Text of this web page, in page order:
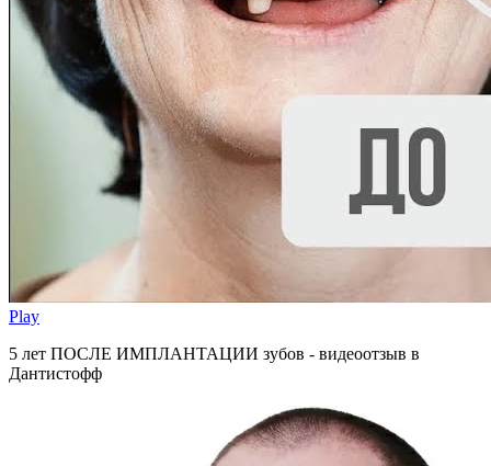
Play
5 лет ПОСЛЕ ИМПЛАНТАЦИИ зубов - видеоотзыв в
Дантистофф